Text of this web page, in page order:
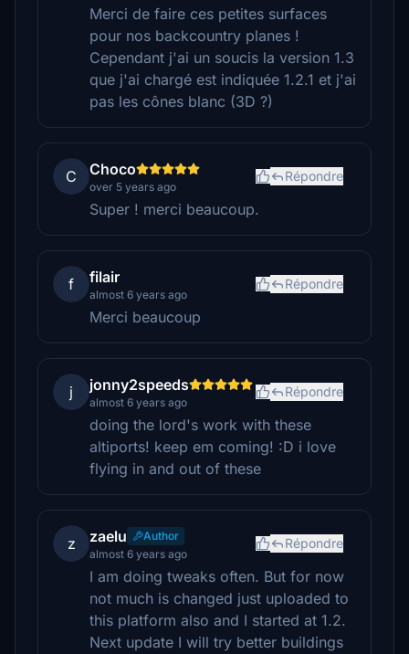
Merci de faire ces petites surfaces
pour nos backcountry planes !
Cependant j'ai un soucis la version 1.3
que j'ai chargé est indiquée 1.2.1 et j'ai
pas les cônes blanc (3D ?)
C Choco
over 5 years ago
Répondre
Super ! merci beaucoup.
f filair
almost 6 years ago
Répondre
Merci beaucoup
j jonny2speeds
almost 6 years ago
Répondre
doing the lord's work with these
altiports! keep em coming! :D i love
flying in and out of these
z zaelu
Author
almost 6 years ago
Répondre
I am doing tweaks often. But for now
not much is changed just uploaded to
this platform also and I started at 1.2.
Next update I will try better buildings